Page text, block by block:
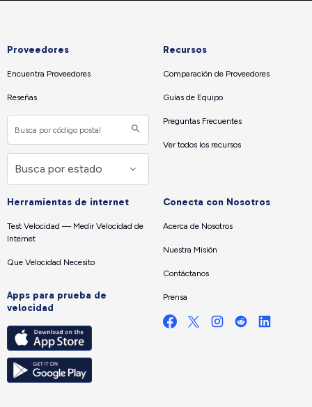
Proveedores
Encuentra Proveedores
Reseñas
Recursos
Comparación de Proveedores
Guías de Equipo
Preguntas Frecuentes
Ver todos los recursos
Herramientas de internet
Test Velocidad — Medir Velocidad de
Internet
Que Velocidad Necesito
Apps para prueba de
velocidad
Conecta con Nosotros
Acerca de Nosotros
Nuestra Misión
Contáctanos
Prensa